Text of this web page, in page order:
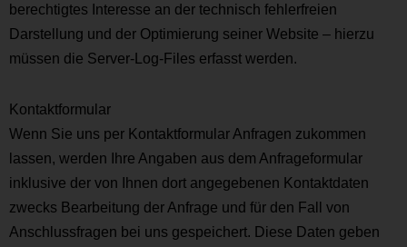
berechtigtes Interesse an der technisch fehlerfreien
Darstellung und der Optimierung seiner Website – hierzu
müssen die Server-Log-Files erfasst werden.
Kontaktformular
Wenn Sie uns per Kontaktformular Anfragen zukommen
lassen, werden Ihre Angaben aus dem Anfrageformular
inklusive der von Ihnen dort angegebenen Kontaktdaten
zwecks Bearbeitung der Anfrage und für den Fall von
Anschlussfragen bei uns gespeichert. Diese Daten geben